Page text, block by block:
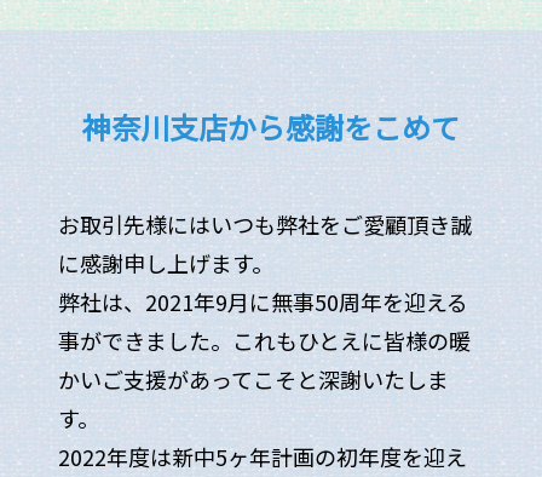
神奈川支店から感謝をこめて
お取引先様にはいつも弊社をご愛顧頂き誠
に感謝申し上げます。
弊社は、2021年9月に無事50周年を迎える
事ができました。これもひとえに皆様の暖
かいご支援があってこそと深謝いたしま
す。
2022年度は新中5ヶ年計画の初年度を迎え